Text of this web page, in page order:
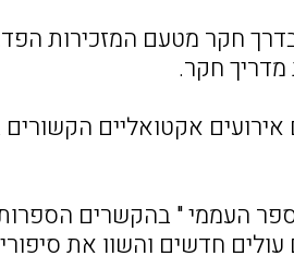
חקר מטעם המזכירות
מדריך חקר.
אקטואליים הקשורים
העממי " בהקשרים
חדשים והשוו את